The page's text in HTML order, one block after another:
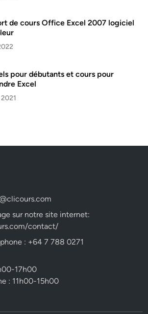
de cours Office Excel 2007 logiciel
pour débutants et cours pour
Excel
sur notre site internet:
contact/
: +64 7 788 0271
17h00
: 11h00-15h00